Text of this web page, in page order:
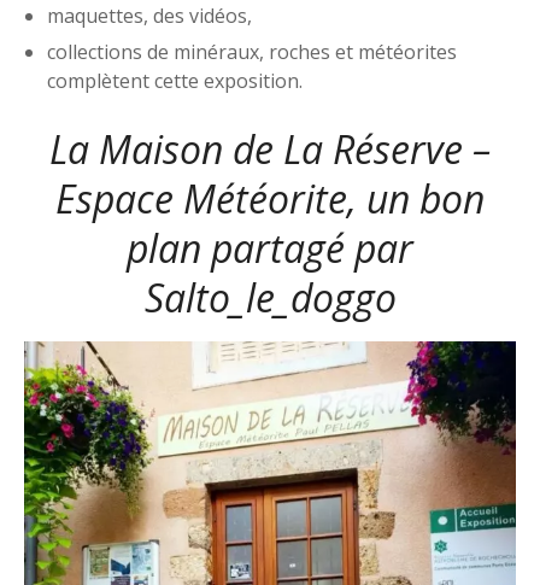
maquettes, des vidéos,
collections de minéraux, roches et météorites
complètent cette exposition.
La Maison de La Réserve –
Espace Météorite, un bon
plan partagé par
Salto_le_doggo